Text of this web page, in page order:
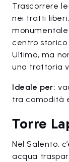
Trascorrere
nei tratti
centro
Ultimo, ma
una trattoria
Ideale per:
tra comodità
Torre
Nel Salento,
acqua